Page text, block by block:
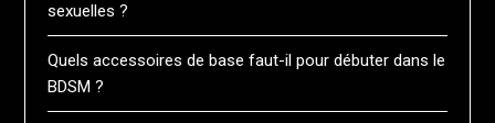
sexuelles ?
Quels accessoires de base faut-il pour débuter dans le
BDSM ?